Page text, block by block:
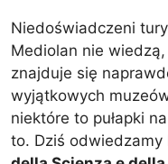
Niedoświadczeni
Mediolan nie
znajduje się
wyjątkowych
niektóre to pułapki
to. Dziś odwiedzamy